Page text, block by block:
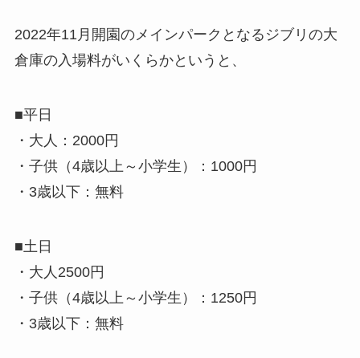
2022年11月開園のメインパークとなるジブリの大
倉庫の入場料がいくらかというと、
■平日
・大人：2000円
・子供（4歳以上～小学生）：1000円
・3歳以下：無料
■土日
・大人2500円
・子供（4歳以上～小学生）：1250円
・3歳以下：無料